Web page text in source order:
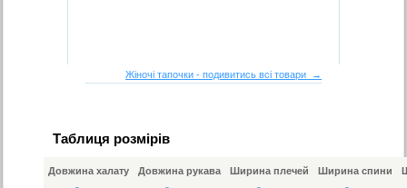
Жіночі тапочки - подивитись всі товари →
Таблиця розмірів
Довжина халату Довжина рукава Ширина плечей Ширина спини